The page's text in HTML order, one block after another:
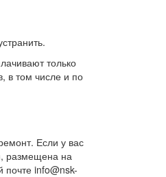
только
в том числе и по
Если у вас
размещена на
почте info@nsk-